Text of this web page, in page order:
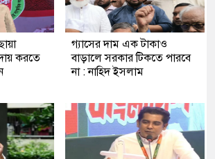
করতে
গ্যাসের দাম এক টাকাও
বাড়ালে সরকার টিকতে পারবে
না : নাহিদ ইসলাম